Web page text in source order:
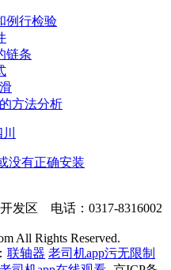
例行检验
链条
方法分析
没有正确安装
发区 电话：0317-8316002
All Rights Reserved.
联轴器 老司机app污无限制